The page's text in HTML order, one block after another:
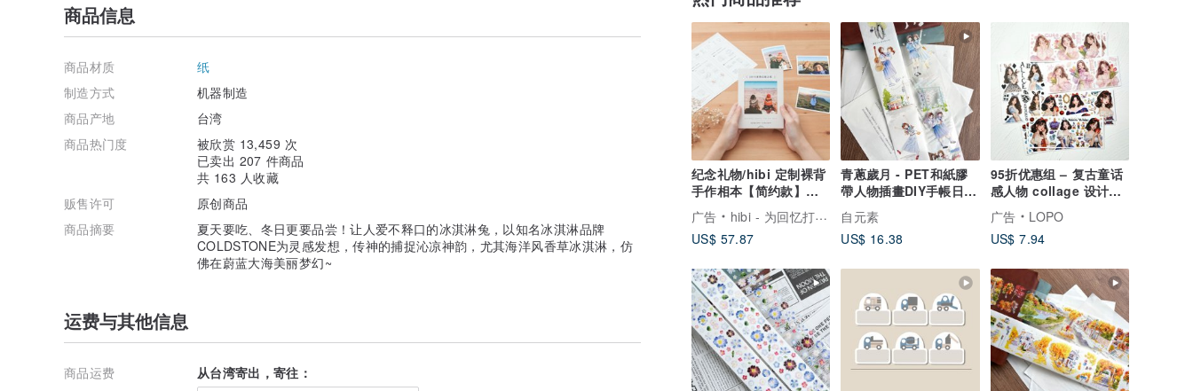
纪念礼物/hibi 定制裸背
手作相本【简约款】情
侣礼物 生日礼物
广告
hibi - 为回忆打造专属的家
US$ 57.87
青蔥歲月 - PET和紙膠
帶人物插畫DIY手帳日誌
裝飾素材
自元素
US$ 16.38
95折优惠组 – 复古童话
感人物 collage 设计贴
纸组
广告
LOPO
US$ 7.94
商品信息
商品材质
纸
制造方式
机器制造
商品产地
台湾
商品热门度
被欣赏 13,459 次
已卖出 207 件商品
共 163 人收藏
贩售许可
原创商品
商品摘要
夏天要吃、冬日更要品尝！让人爱不释口的冰淇淋兔，以知名冰淇淋品牌
COLDSTONE为灵感发想，传神的捕捉沁凉神韵，尤其海洋风香草冰淇淋，仿
佛在蔚蓝大海美丽梦幻~
运费与其他信息
商品运费 从台湾寄出，寄往：